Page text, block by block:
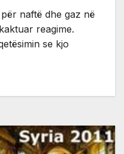
naftë dhe gaz në
reagime.
se kjo